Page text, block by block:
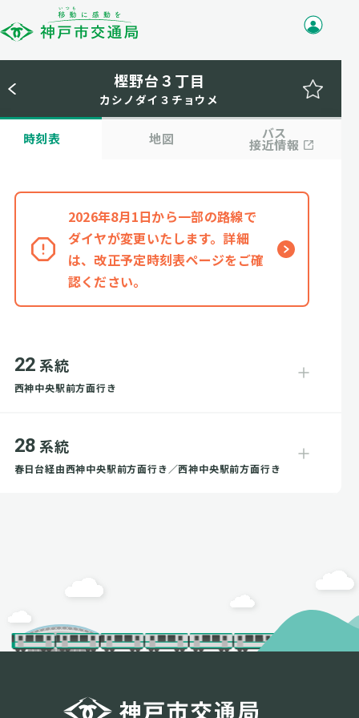
樫野台３丁目
カシノダイ３チョウメ
時刻表 地図 バス
接近情報
2026年8月1日から一部の路線で
ダイヤが変更いたします。詳細
は、改正予定時刻表ページをご確
認ください。
22 系統
西神中央駅前方面行き
28 系統
春日台経由西神中央駅前方面行き／西神中央駅前方面行き